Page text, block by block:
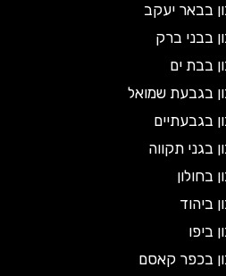
יעקב
ברק
ים
שמואל
תקווה
קאסם